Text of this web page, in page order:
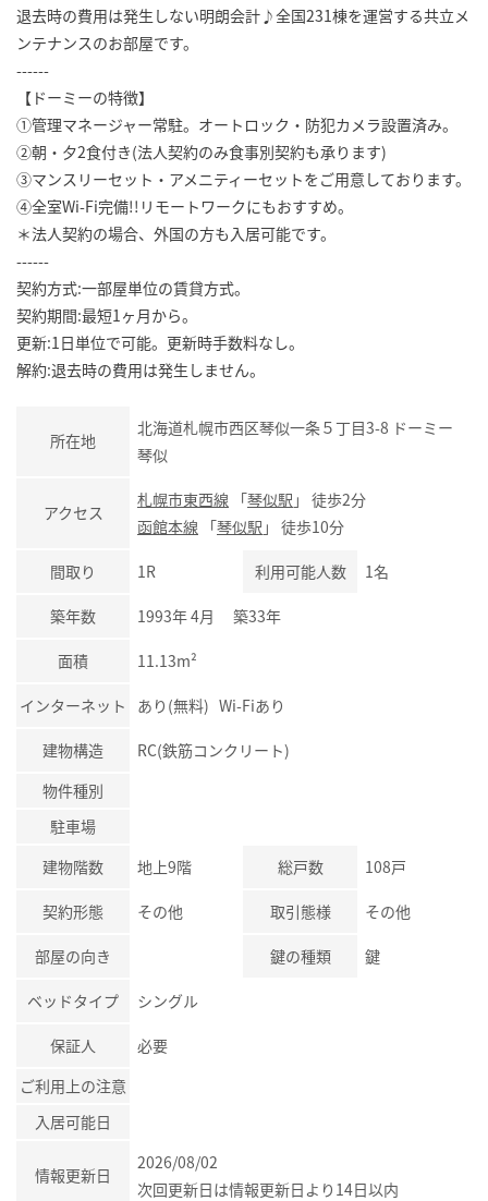
退去時の費用は発生しない明朗会計♪全国231棟を運営する共立メ
ンテナンスのお部屋です。
------
【ドーミーの特徴】
①管理マネージャー常駐。オートロック・防犯カメラ設置済み。
②朝・夕2食付き(法人契約のみ食事別契約も承ります)
③マンスリーセット・アメニティーセットをご用意しております。
④全室Wi-Fi完備!!リモートワークにもおすすめ。
＊法人契約の場合、外国の方も入居可能です。
------
契約方式:一部屋単位の賃貸方式。
契約期間:最短1ヶ月から。
更新:1日単位で可能。更新時手数料なし。
解約:退去時の費用は発生しません。
所在地
北海道札幌市西区琴似一条５丁目3-8 ドーミー
琴似
アクセス
札幌市東西線 「琴似駅 」 徒歩2分
函館本線 「琴似駅 」 徒歩10分
間取り 1R 利用可能人数 1名
築年数 1993年 4月 築33年
面積 11.13m²
インターネット あり(無料) Wi-Fiあり
建物構造
RC(鉄筋コンクリート)
物件種別
駐車場
建物階数
地上9階 総戸数 108戸
契約形態 その他 取引態様 その他
部屋の向き 鍵の種類 鍵
ベッドタイプ シングル
保証人
必要
ご利用上の注意
入居可能日
情報更新日
2026/08/02
次回更新日は情報更新日より14日以内